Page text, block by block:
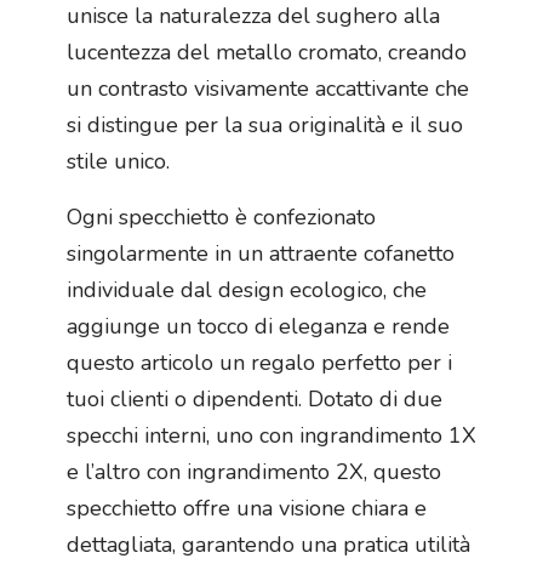
unisce la naturalezza del sughero alla
lucentezza del metallo cromato, creando
un contrasto visivamente accattivante che
si distingue per la sua originalità e il suo
stile unico.
Ogni specchietto è confezionato
singolarmente in un attraente cofanetto
individuale dal design ecologico, che
aggiunge un tocco di eleganza e rende
questo articolo un regalo perfetto per i
tuoi clienti o dipendenti. Dotato di due
specchi interni, uno con ingrandimento 1X
e l’altro con ingrandimento 2X, questo
specchietto offre una visione chiara e
dettagliata, garantendo una pratica utilità